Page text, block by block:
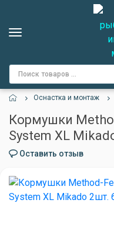
Оснастка и монтаж
Кормушки
System XL
Оставить отзыв